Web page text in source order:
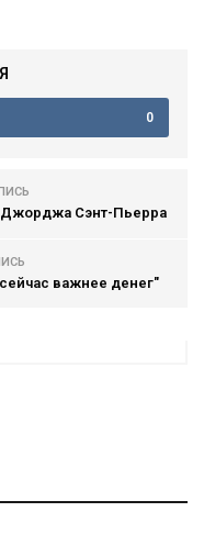
0
Сэнт-Пьерра
важнее денег"